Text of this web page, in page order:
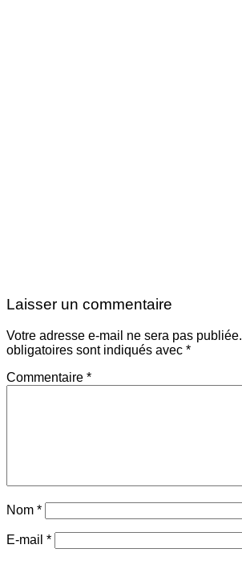
Laisser un commentaire
Votre adresse e-mail ne sera pas publiée.
obligatoires sont indiqués avec *
Commentaire *
Nom *
E-mail *